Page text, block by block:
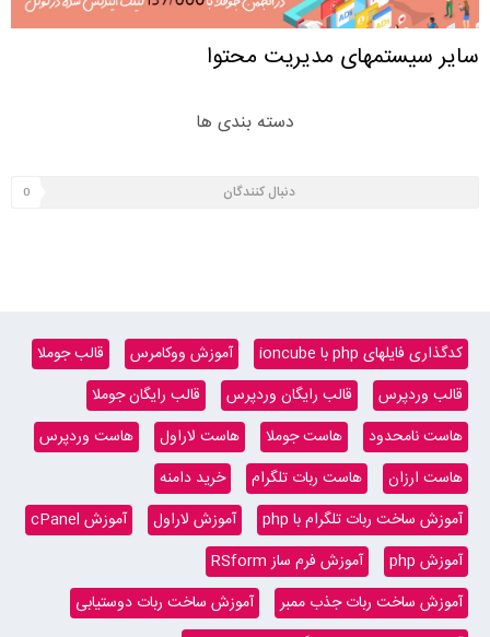
سایر سیستمهای مدیریت محتوا
دسته بندی ها
دنبال کنندگان 0
کدگذاری فایلهای php با ioncube آموزش ووکامرس
قالب جوملا
قالب وردپرس
قالب رایگان وردپرس
قالب رایگان جوملا
هاست نامحدود
هاست جوملا هاست لاراول
هاست وردپرس
هاست ارزان
هاست ربات تلگرام
خرید دامنه
آموزش ساخت ربات تلگرام با php
آموزش لاراول
آموزش cPanel
آموزش php
آموزش فرم ساز RSform
آموزش ساخت ربات جذب ممبر
آموزش ساخت ربات دوستیابی